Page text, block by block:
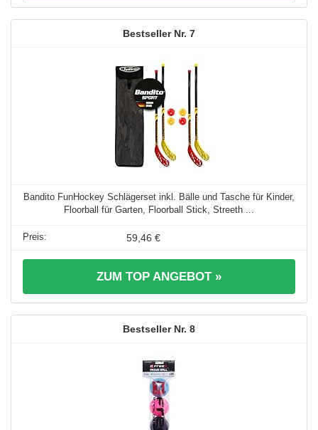
7
Bandito FunHockey Schlägerset inkl. Bälle und Tasche für Kinder,
Floorball für Garten, Floorball Stick, Streeth ...
59,46 €
ZUM TOP ANGEBOT »
8